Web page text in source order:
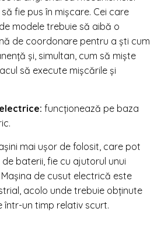
fie pus în mișcare. Cei care
modele trebuie să aibă o
de coordonare pentru a ști cum
și, simultan, cum să miște
să execute mișcările și
funcționează pe baza
mai ușor de folosit, care pot
baterii, fie cu ajutorul unui
de cusut electrică este
acolo unde trebuie obținute
un timp relativ scurt.